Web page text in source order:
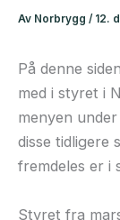
Av Norbrygg / 12.
På denne
med i styret i
menyen
disse tidligere
fremdeles er i
Styret fra